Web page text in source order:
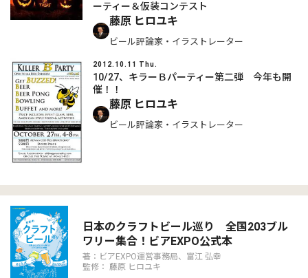
ーティー＆仮装コンテスト
藤原 ヒロユキ
ビール評論家・イラストレーター
2012.10.11 Thu.
10/27、キラーＢパーティー第二弾 今年も開
催！！
藤原 ヒロユキ
ビール評論家・イラストレーター
日本のクラフトビール巡り 全国203ブル
ワリー集合！ビアEXPO公式本
著：ビアEXPO運営事務局、富江 弘幸
監修： 藤原 ヒロユキ